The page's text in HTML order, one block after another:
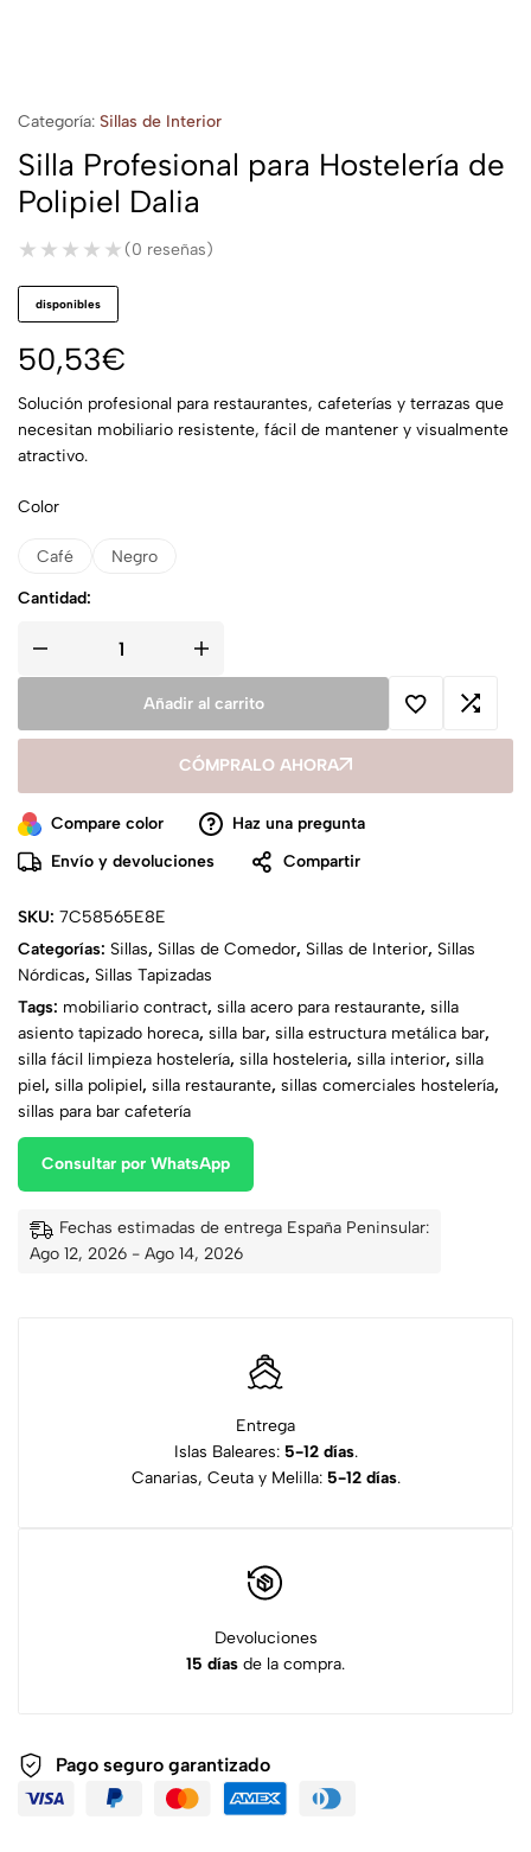
Categoría: Sillas de Interior
Silla Profesional para Hostelería de
Polipiel Dalia
★★★★★
★★★★★ (0 reseñas)
disponibles
50,53€
Solución profesional para restaurantes, cafeterías y terrazas que
necesitan mobiliario resistente, fácil de mantener y visualmente
atractivo.
Color
Café Negro
Cantidad:
Añadir al carrito
CÓMPRALO AHORA
Compare color
Haz una pregunta
Envío y devoluciones
Compartir
SKU: 7C58565E8E
Categorías: Sillas, Sillas de Comedor, Sillas de Interior, Sillas
Nórdicas, Sillas Tapizadas
Tags: mobiliario contract, silla acero para restaurante, silla
asiento tapizado horeca, silla bar, silla estructura metálica bar,
silla fácil limpieza hostelería, silla hosteleria, silla interior, silla
piel, silla polipiel, silla restaurante, sillas comerciales hostelería,
sillas para bar cafetería
Consultar por WhatsApp
Fechas estimadas de entrega España Peninsular:
Ago 12, 2026 - Ago 14, 2026
Entrega
Islas Baleares: 5-12 días.
Canarias, Ceuta y Melilla: 5-12 días.
Devoluciones
15 días de la compra.
Pago seguro garantizado